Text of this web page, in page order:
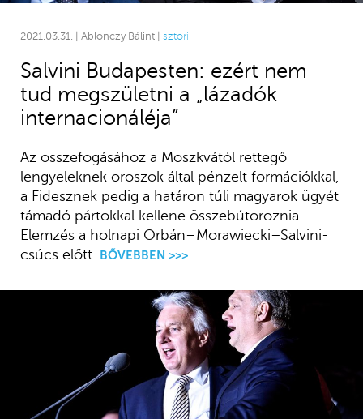
2021.03.31. | Ablonczy Bálint | sztori
Salvini Budapesten: ezért nem
tud megszületni a „lázadók
internacionáléja”
Az összefogásához a Moszkvától rettegő
lengyeleknek oroszok által pénzelt formációkkal,
a Fidesznek pedig a határon túli magyarok ügyét
támadó pártokkal kellene összebútoroznia.
Elemzés a holnapi Orbán–Morawiecki–Salvini-
csúcs előtt.
BŐVEBBEN >>>